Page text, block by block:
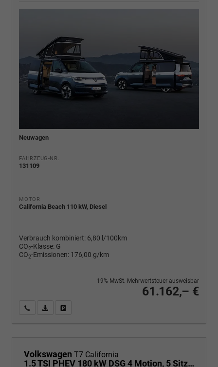
Neuwagen
FAHRZEUG-NR.
131109
MOTOR
California Beach 110 kW, Diesel
Verbrauch kombiniert: 6,80 l/100km
CO2-Klasse: G
CO2-Emissionen: 176,00 g/km
61.162,– €
19% MwSt. Mehrwertsteuer ausweisbar
Wir rufen Sie anPDF-Fahrzeugexposé drucken
Volkswagen T7 California
1.5 TSI PHEV 180 kW DSG 4 Motion, 5 Sitze , 17 Zoll Leichtmetallfelgen. fünf Jahre Garantie, Markise, Schiene u. Gehäuse links, 6 Sitze, Klima,